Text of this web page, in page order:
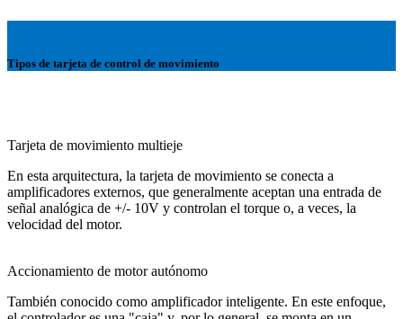
Tipos de tarjeta de control de movimiento
Tarjeta de movimiento multieje
En esta arquitectura, la tarjeta de movimiento se conecta a
amplificadores externos, que generalmente aceptan una entrada de
señal analógica de +/- 10V y controlan el torque o, a veces, la
velocidad del motor.
Accionamiento de motor autónomo
También conocido como amplificador inteligente. En este enfoque,